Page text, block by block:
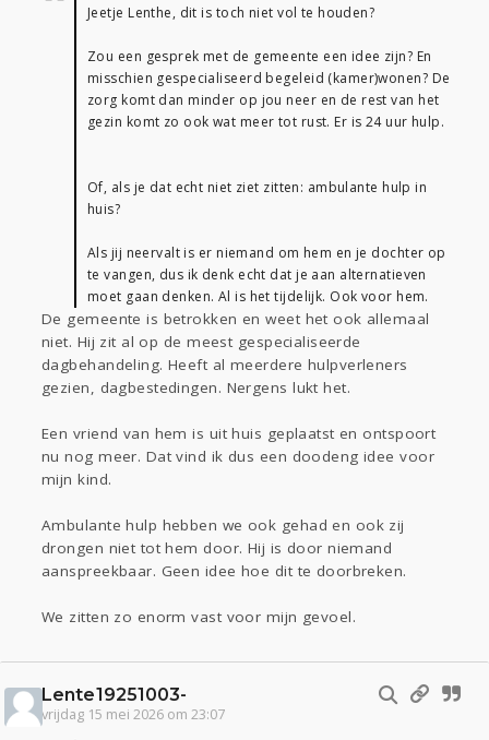
Jeetje Lenthe, dit is toch niet vol te houden?
Zou een gesprek met de gemeente een idee zijn? En
misschien gespecialiseerd begeleid (kamer)wonen? De
zorg komt dan minder op jou neer en de rest van het
gezin komt zo ook wat meer tot rust. Er is 24 uur hulp.
Of, als je dat echt niet ziet zitten: ambulante hulp in
huis?
Als jij neervalt is er niemand om hem en je dochter op
te vangen, dus ik denk echt dat je aan alternatieven
moet gaan denken. Al is het tijdelijk. Ook voor hem.
De gemeente is betrokken en weet het ook allemaal
niet. Hij zit al op de meest gespecialiseerde
dagbehandeling. Heeft al meerdere hulpverleners
gezien, dagbestedingen. Nergens lukt het.
Een vriend van hem is uit huis geplaatst en ontspoort
nu nog meer. Dat vind ik dus een doodeng idee voor
mijn kind.
Ambulante hulp hebben we ook gehad en ook zij
drongen niet tot hem door. Hij is door niemand
aanspreekbaar. Geen idee hoe dit te doorbreken.
We zitten zo enorm vast voor mijn gevoel.
Lente19251003-
vrijdag 15 mei 2026 om 23:07